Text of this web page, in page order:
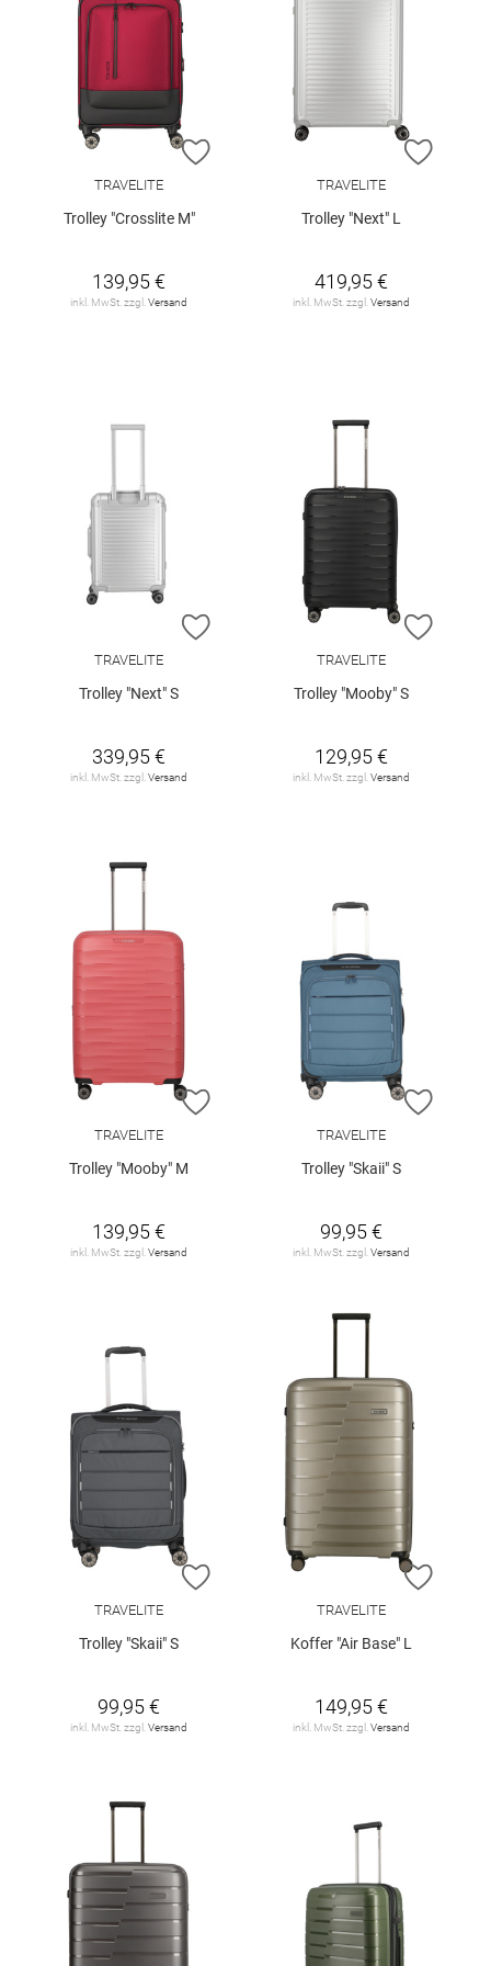
ZUR WUNSCHLISTE HINZUFÜGEN
TRAVELITE
Trolley "Crosslite M"
139,95 €
inkl. MwSt. zzgl.Versand
ZUR
TRAVELITE
Trolley "Next" L
419,95 €
inkl. MwSt. zzgl.Versand
ZUR WUNSCHLISTE HINZUFÜGEN
TRAVELITE
Trolley "Next" S
339,95 €
inkl. MwSt. zzgl. Versand
ZUR
TRAVELITE
Trolley "Mooby" S
129,95 €
inkl. MwSt. zzgl. Versand
ZUR WUNSCHLISTE HINZUFÜGEN
TRAVELITE
Trolley "Mooby" M
139,95 €
inkl. MwSt. zzgl. Versand
ZUR
TRAVELITE
Trolley "Skaii" S
99,95 €
inkl. MwSt. zzgl. Versand
ZUR WUNSCHLISTE HINZUFÜGEN
TRAVELITE
Trolley "Skaii" S
99,95 €
inkl. MwSt. zzgl. Versand
ZUR
TRAVELITE
Koffer "Air Base" L
149,95 €
inkl. MwSt. zzgl. Versand